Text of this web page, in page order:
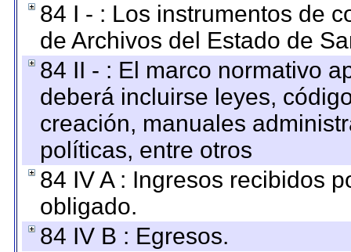
84 I - : Los instrumentos de
de Archivos del Estado de
84 II - : El marco normativo
deberá incluirse leyes,
creación, manuales
políticas, entre otros
84 IV A : Ingresos recibidos
obligado.
84 IV B : Egresos.